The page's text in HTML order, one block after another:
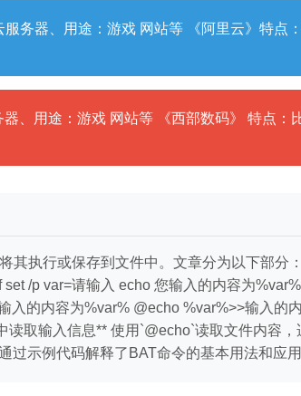
务器、用途：游戏 网站等 《阿里云》特点
、用途：游戏 网站等 《西部数码》 特点：
其执行或保存到文件中。文章分为以下部分
/p var=请输入 echo 您输入的内容为
入的内容为%var% @echo %var%>>输入的
取输入信息** 使用`@echo`读取文件内容
过示例代码解释了BAT命令的基本用法和应用